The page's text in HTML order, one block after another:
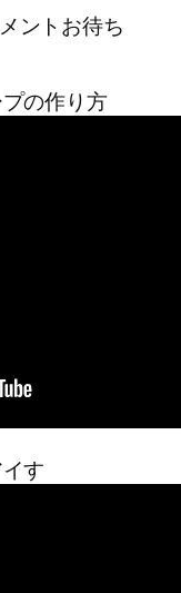
ントお待ち
の作り方
す